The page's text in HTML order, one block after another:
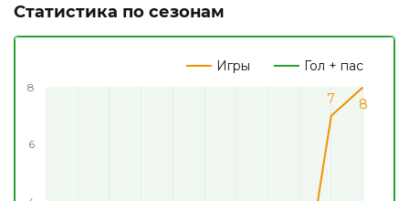
Статистика по сезонам
Игры Гол + пас
6
8
7
7 8
8